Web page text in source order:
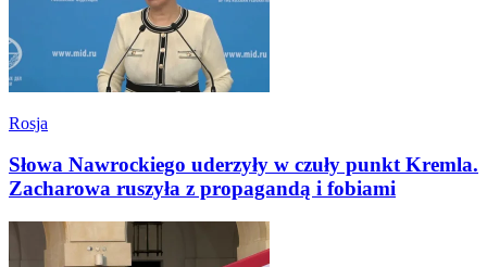
Rosja
Słowa Nawrockiego uderzyły w czuły punkt Kremla.
Zacharowa ruszyła z propagandą i fobiami